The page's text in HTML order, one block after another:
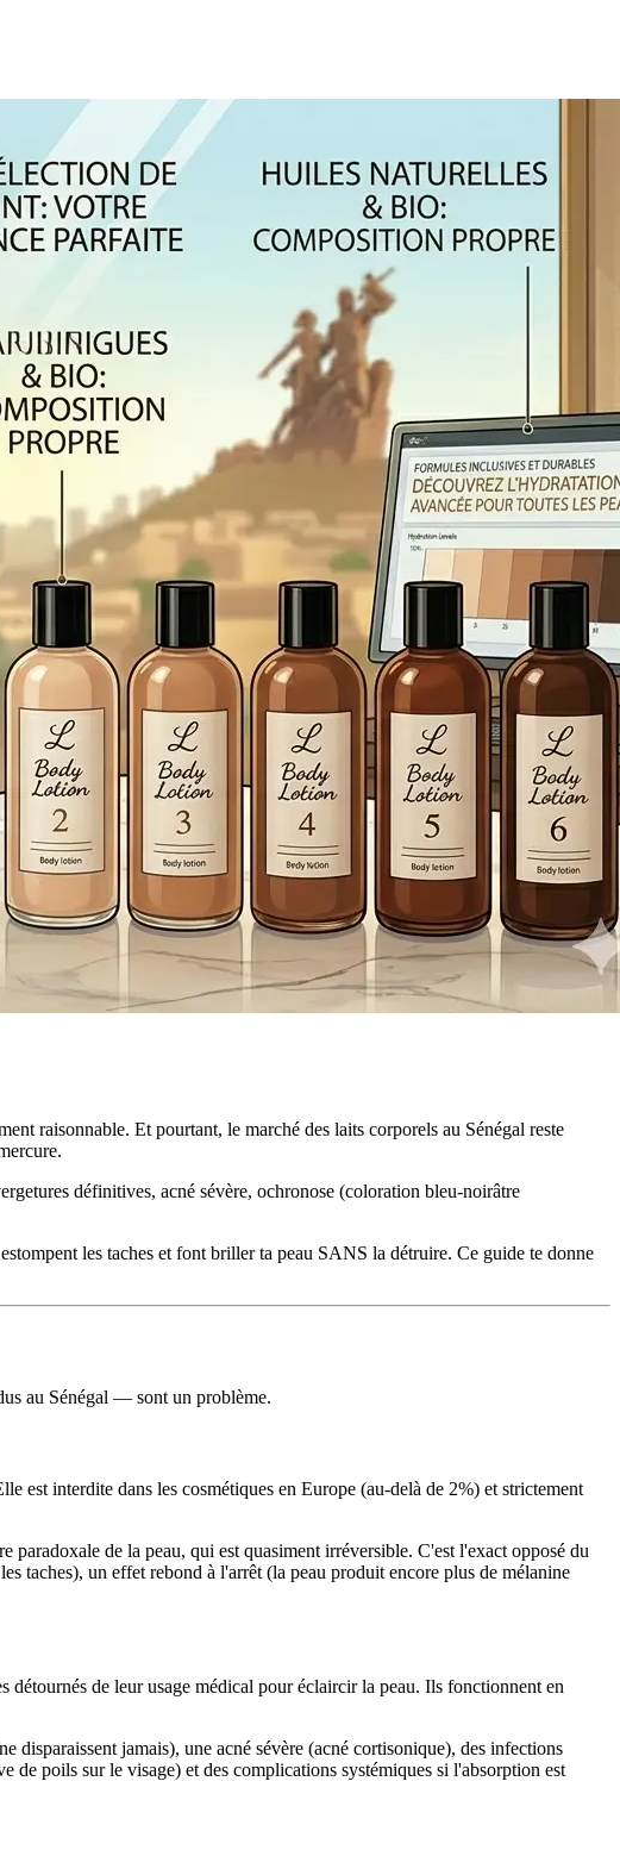
raisonnable. Et pourtant, le marché des laits corporels au Sénégal reste
définitives, acné sévère, ochronose (coloration bleu-noirâtre
les taches et font briller ta peau SANS la détruire. Ce guide te donne
au Sénégal — sont un problème.
est interdite dans les cosmétiques en Europe (au-delà de 2%) et strictement
de la peau, qui est quasiment irréversible. C'est l'exact opposé du
taches), un effet rebond à l'arrêt (la peau produit encore plus de mélanine
détournés de leur usage médical pour éclaircir la peau. Ils fonctionnent en
jamais), une acné sévère (acné cortisonique), des infections
de poils sur le visage) et des complications systémiques si l'absorption est